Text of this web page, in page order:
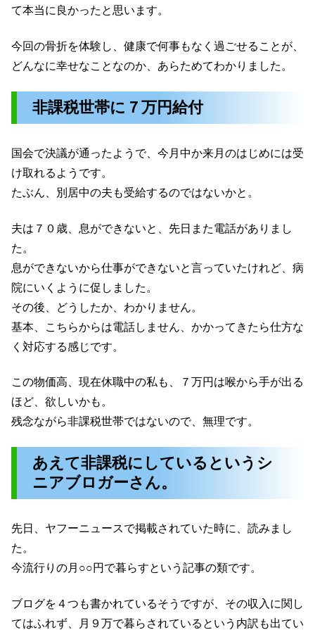
て本当に良かったと思います。
今回の骨折を体験し、健康で何事もなく過ごせることが、
どんなに幸せなことなのか、あらためてわかりました。
非課税世帯に７万円給付
国会で決議が通ったようで、今月中か来月のはじめには受
け取れるようです。
たぶん、別居中の夫も受給するのではないかと。
夫は７０歳、息ができないと、先日また電話がありまし
た。
息ができないから仕事ができないと言っていたけれど、病
院にいくように促しました。
その後、どうしたか、わかりません。
基本、こちらからは電話しません、かかってきたら仕方な
く対応する感じです。
この物価高、現在休職中の私も、７万円は喉から手が出る
ほど、欲しいかも。
残念ながら非課税世帯ではないので、無理です。
あえて非課税にしているというシ
ニアブロガーさん。
先日、ヤフーニュースで掲載されていた時に、読みまし
た。
今流行りの月○○円で暮らすという記事の類です。
ブログを４つも書かれているそうですが、その収入に関し
てはふれず、月９万で暮らされているという内訳も出てい